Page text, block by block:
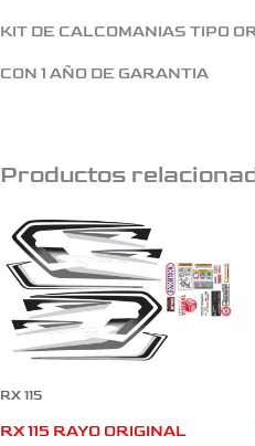
KIT DE CALCOMANIAS TIPO
CON 1 AÑO DE GARANTIA
Productos
RX 115
RX 115 RAYO ORIGINAL